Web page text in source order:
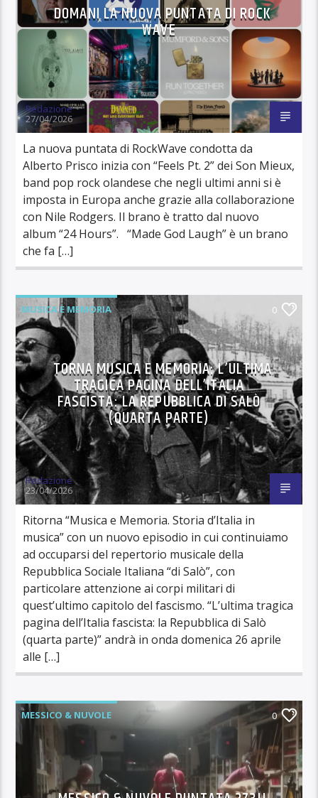
DOMANI LA NUOVA PUNTATA DI ROCK
WAVE
Redazione
27/04/2026
La nuova puntata di RockWave condotta da
Alberto Prisco inizia con “Feels Pt. 2” dei Son Mieux,
band pop rock olandese che negli ultimi anni si è
imposta in Europa anche grazie alla collaborazione
con Nile Rodgers. Il brano è tratto dal nuovo
album “24 Hours”. “Made God Laugh” è un brano
che fa […]
MUSICA E MEMORIA 0
TORNA MUSICA E MEMORIA: L’ULTIMA
TRAGICA PAGINA DELL’ITALIA
FASCISTA: LA REPUBBLICA DI SALÒ
(QUARTA PARTE)
Redazione
23/04/2026
Ritorna “Musica e Memoria. Storia d’Italia in
musica” con un nuovo episodio in cui continuiamo
ad occuparsi del repertorio musicale della
Repubblica Sociale Italiana “di Salò”, con
particolare attenzione ai corpi militari di
quest’ultimo capitolo del fascismo. “L’ultima tragica
pagina dell’Italia fascista: la Repubblica di Salò
(quarta parte)” andrà in onda domenica 26 aprile
alle […]
MESSICO & NUVOLE 0